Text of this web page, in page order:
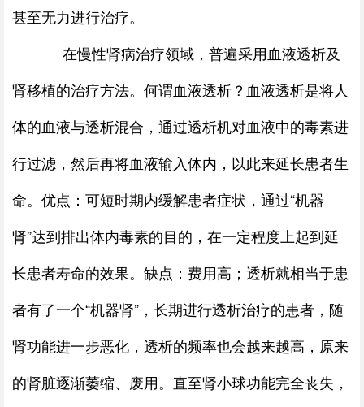
甚至无力进行治疗。
在慢性肾病治疗领域，普遍采用血液透析及
肾移植的治疗方法。何谓血液透析？血液透析是将人
体的血液与透析混合，通过透析机对血液中的毒素进
行过滤，然后再将血液输入体内，以此来延长患者生
命。优点：可短时期内缓解患者症状，通过“机器
肾”达到排出体内毒素的目的，在一定程度上起到延
长患者寿命的效果。缺点：费用高；透析就相当于患
者有了一个“机器肾”，长期进行透析治疗的患者，随
肾功能进一步恶化，透析的频率也会越来越高，原来
的肾脏逐渐萎缩、废用。直至肾小球功能完全丧失，